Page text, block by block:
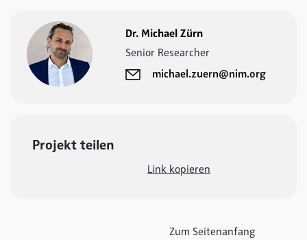
Dr. Michael Zürn
Senior Researcher
michael.zuern@nim.org
Projekt teilen
Link kopieren
Zum Seitenanfang